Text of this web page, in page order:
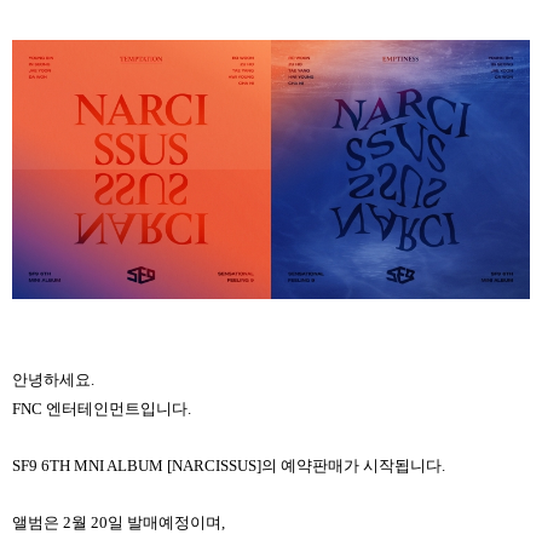
안녕하세요
FNC 엔터테인먼트입니다
SF9 6TH MNI ALBUM [NARCISSUS]의 예약판매가 시작됩니다
앨범은 2월 20일 발매예정이며,